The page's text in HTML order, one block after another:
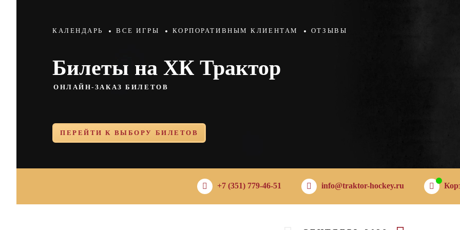
КАЛЕНДАРЬ ВСЕ ИГРЫ КОРПОРАТИВНЫМ КЛИЕНТАМ ОТЗЫВЫ
Билеты на ХК Трактор
ОНЛАЙН-ЗАКАЗ БИЛЕТОВ
ПЕРЕЙТИ К ВЫБОРУ БИЛЕТОВ
+7 (351) 779-46-51 info@traktor-hockey.ru